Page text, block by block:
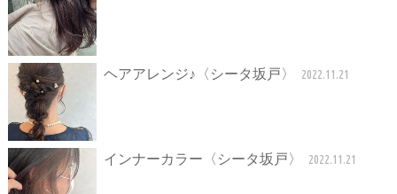
ヘアアレンジ♪〈シータ坂戸〉 2022.11.21
インナーカラー〈シータ坂戸〉 2022.11.21